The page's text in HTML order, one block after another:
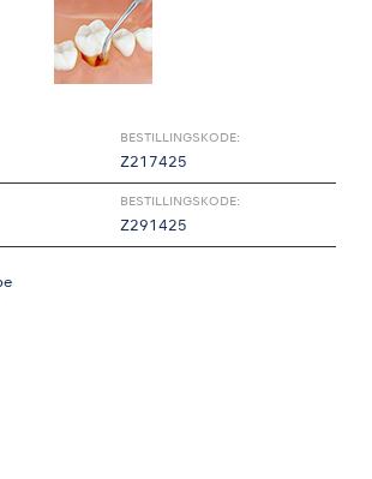
BESTILLINGSKODE:
Z217425
BESTILLINGSKODE:
Z291425